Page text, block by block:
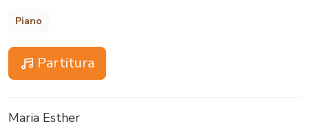
Piano
Partitura
Maria Esther